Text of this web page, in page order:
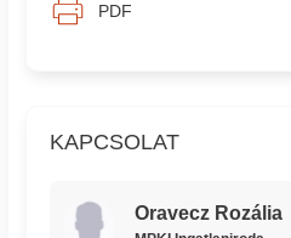
KAPCSOLAT
Oravecz Rozália
PDF